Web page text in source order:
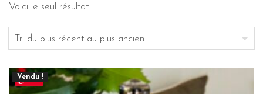
Voici le seul résultat
Save
Vendu !